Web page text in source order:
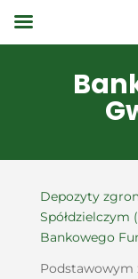
Depozyty
Spółdzielczym
Bankowego
Podstawowym